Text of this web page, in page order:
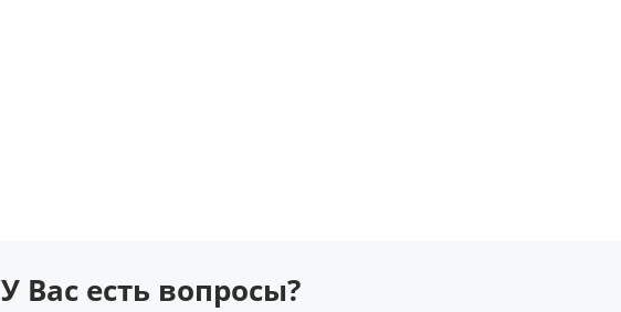
У Вас есть вопросы?